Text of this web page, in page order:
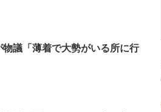
議「薄着で大勢がいる所に行